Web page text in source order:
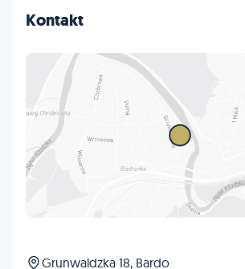
Kontakt
Grunwaldzka 18, Bardo